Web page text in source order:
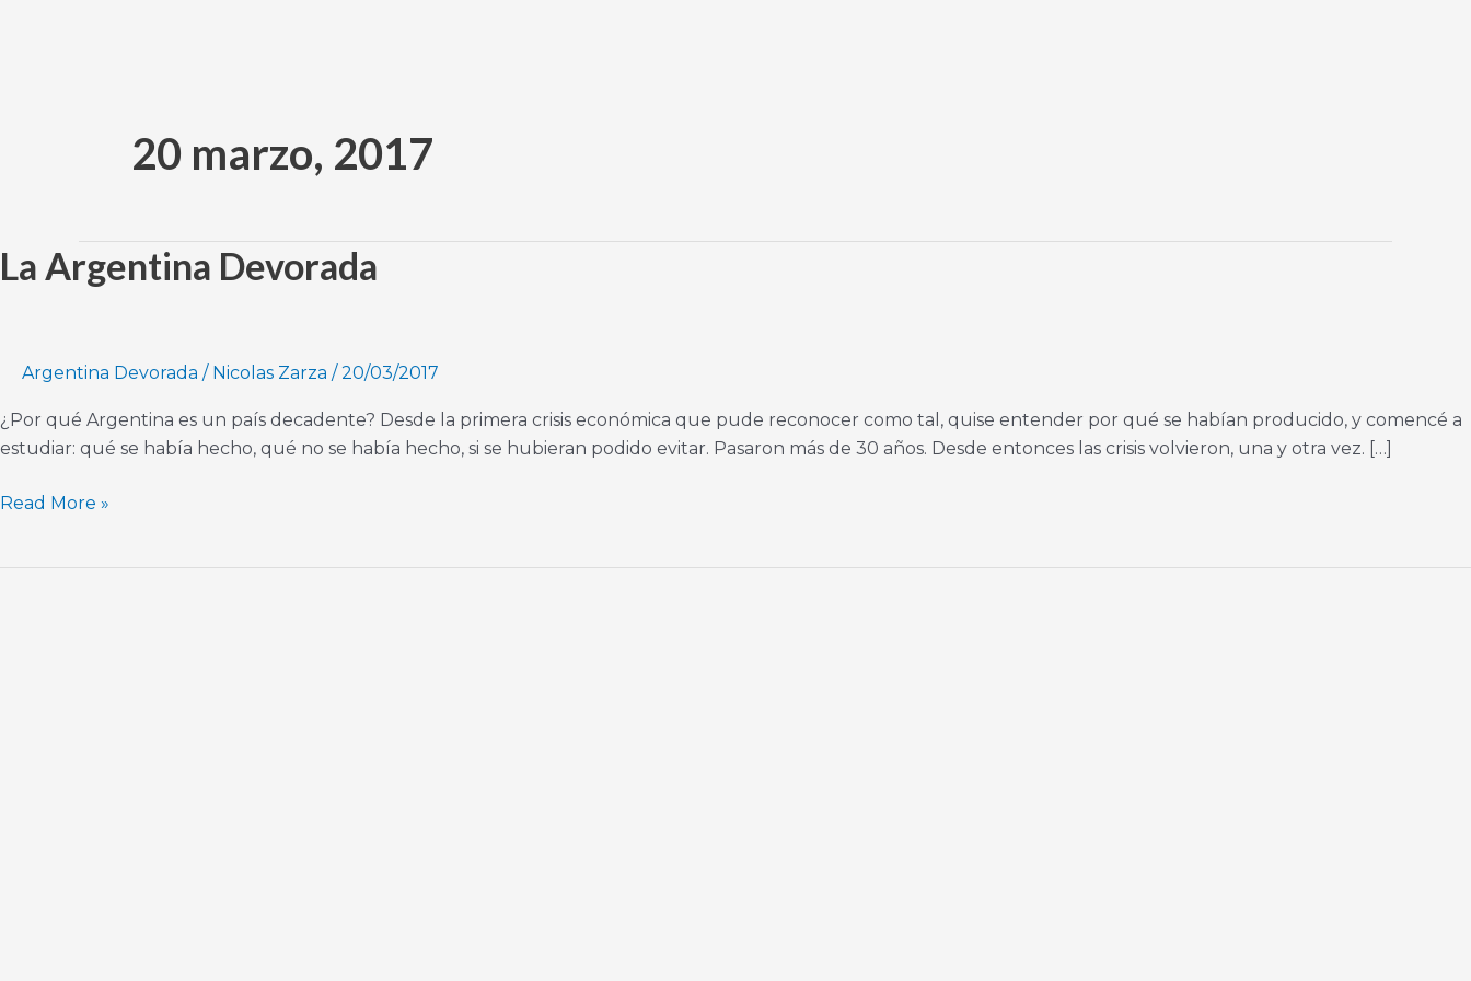
20 marzo, 2017
La Argentina Devorada
Argentina Devorada / Nicolas Zarza /20/03/2017
¿Por qué Argentina es un país decadente? Desde la primera crisis económica que pude reconocer como tal, quise entender por qué se habían producido, y comencé a
estudiar: qué se había hecho, qué no se había hecho, si se hubieran podido evitar. Pasaron más de 30 años. Desde entonces las crisis volvieron, una y otra vez. […]
La
Argentina
Read More »